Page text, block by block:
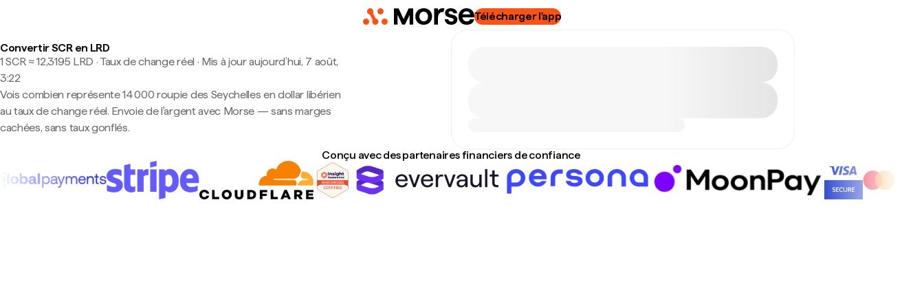
Télécharger l'app
Convertir SCR en LRD
1 SCR ≈ 12,3195 LRD · Taux de change réel · Mis à jour aujourd’hui, 7 août,
3:22
Vois combien représente 14 000 roupie des Seychelles en dollar libérien
au taux de change réel. Envoie de l'argent avec Morse — sans marges
cachées, sans taux gonflés.
Conçu avec des partenaires financiers de confiance